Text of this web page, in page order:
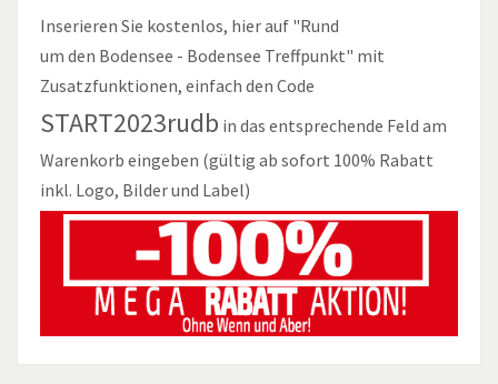
Inserieren Sie kostenlos, hier auf "Rund
um den Bodensee - Bodensee Treffpunkt" mit
Zusatzfunktionen, einfach den Code
START2023rudb in das entsprechende Feld am
Warenkorb eingeben (gültig ab sofort 100% Rabatt
inkl. Logo, Bilder und Label)